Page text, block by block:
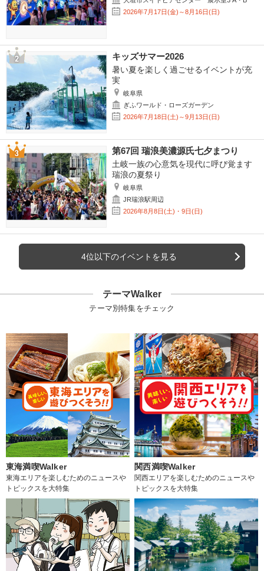
2026年7月17日(金)～8月16日(日)
キッズサマー2026
暑い夏を楽しく過ごせるイベントが充
実
岐阜県
ぎふワールド・ローズガーデン
2026年7月18日(土)～9月13日(日)
第67回 瑞浪美濃源氏七夕まつり
土岐一族の心意気を現代に呼び覚ます
瑞浪の夏祭り
岐阜県
JR瑞浪駅周辺
2026年8月8日(土)・9日(日)
4位以下のイベントを見る
テーマWalker
テーマ別特集をチェック
東海満喫Walker
東海エリアを楽しむためのニュースや
トピックスを大特集
関西満喫Walker
関西エリアを楽しむためのニュースや
トピックスを大特集